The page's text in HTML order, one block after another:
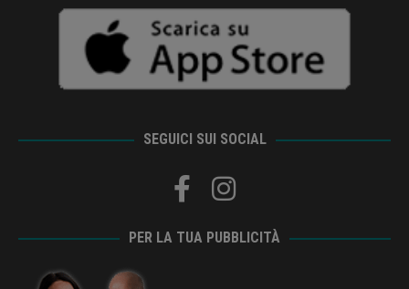
SEGUICI SUI SOCIAL
PER LA TUA PUBBLICITÀ